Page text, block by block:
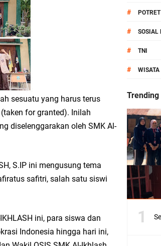
Pangan, Merawat Alam, Menyelamatkan
Angkat Kuliner Gresik ke Panggung Dunia
Bingkisan Lebaran Yatim Serentak di Berbagai Daerah
Simbol Komitmen Pelayanan Publik dan
Program JKNN
Baru Islam 1448 H dengan Doa Kedamaian
sesuatu yang harus terus
for granted). Inilah
diselenggarakan oleh SMK Al-
S.IP ini mengusung tema
safitri, salah satu siswi
ini, para siswa dan
Indonesia hingga hari ini,
#
# SOSIAL
# TNI
# WISATA
Trending